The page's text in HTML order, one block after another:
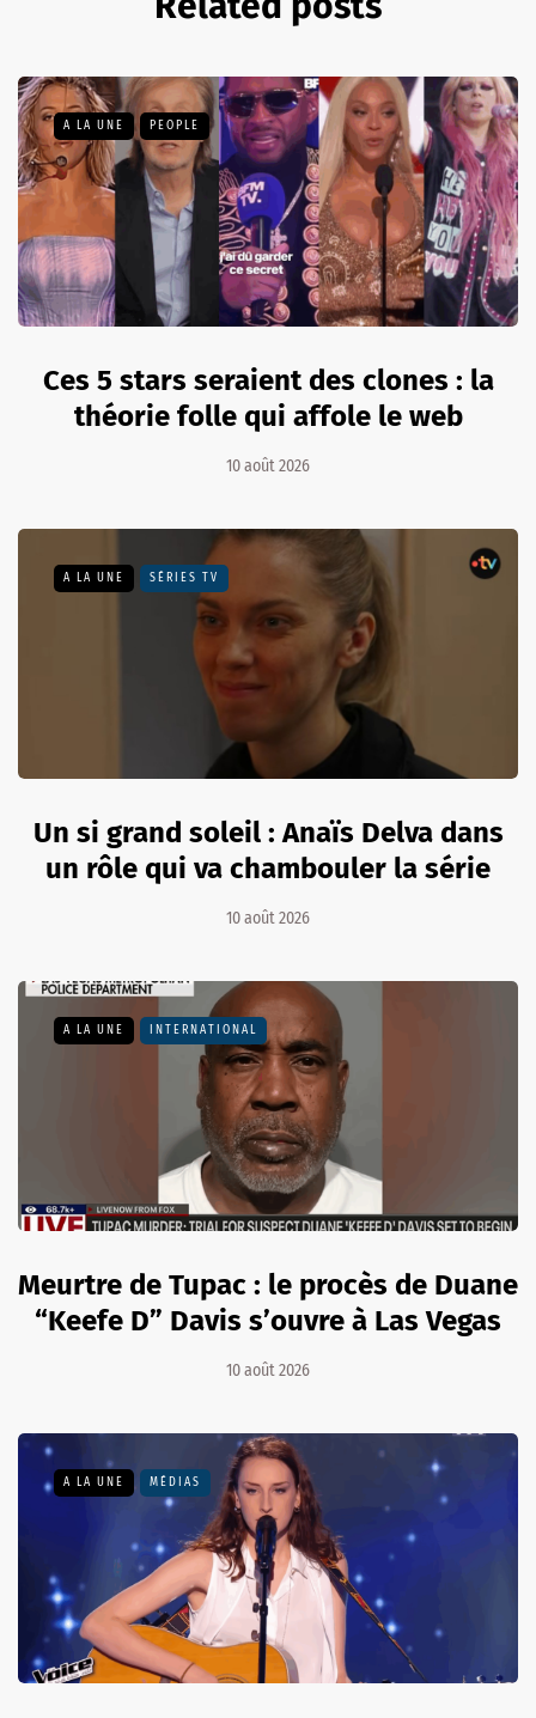
A LA UNE PEOPLE
Ces 5 stars seraient des clones : la
théorie folle qui affole le web
10 août 2026
A LA UNE SÉRIES TV
Un si grand soleil : Anaïs Delva dans
un rôle qui va chambouler la série
10 août 2026
A LA UNE INTERNATIONAL
Meurtre de Tupac : le procès de Duane
“Keefe D” Davis s’ouvre à Las Vegas
10 août 2026
A LA UNE MÉDIAS